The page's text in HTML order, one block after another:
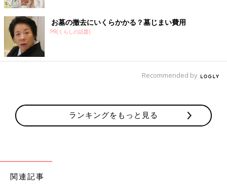
お墓の撤去にいくらかかる？墓じまい費用
PR(くらしの話題)
Recommended by
ランキングをもっと見る
関連記事